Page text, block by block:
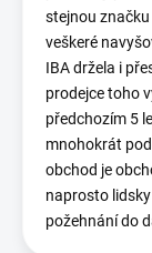
stejnou
veškeré
IBA držela i
prodejce toho
předchozím 5
mnohokrát
obchod je
naprosto
požehnání do